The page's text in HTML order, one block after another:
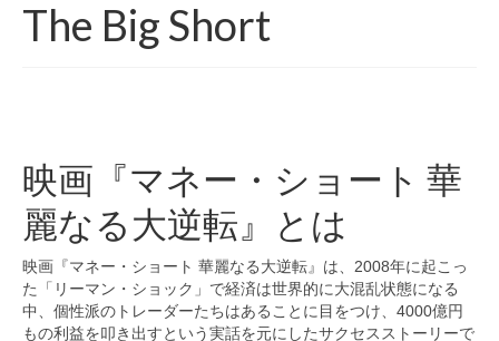
The Big Short
映画『マネー・ショート 華
麗なる大逆転』とは
映画『マネー・ショート 華麗なる大逆転』は、2008年に起こっ
た「リーマン・ショック」で経済は世界的に大混乱状態になる
中、個性派のトレーダーたちはあることに目をつけ、4000億円
もの利益を叩き出すという実話を元にしたサクセスストーリーで